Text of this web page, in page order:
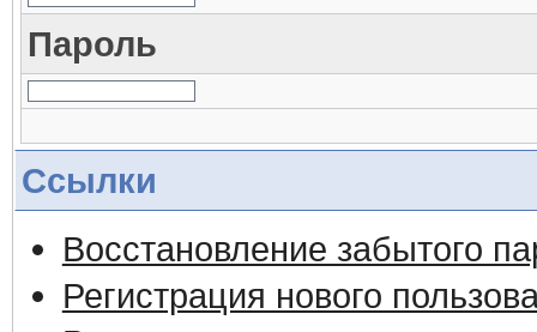
Пароль
Ссылки
Восстановление забытого
Регистрация нового